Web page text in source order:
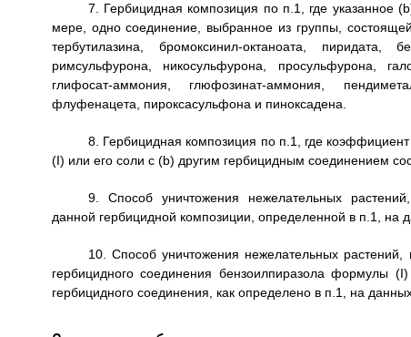
7. Гербицидная композиция по п.1, где указанное
мере, одно соединение, выбранное из группы,
тербутилазина, бромоксинил-октаноата, пиридата,
римсульфурона, никосульфурона, просульфурона,
глифосат-аммония, глюфозинат-аммония,
флуфенацета, пироксасульфона и пиноксадена.
8. Гербицидная композиция по п.1, где
(I) или его соли с (b) другим гербицидным соединением
9. Способ уничтожения нежелательных
данной гербицидной композиции, определенной в п.1, на
10. Способ уничтожения нежелательных
гербицидного соединения бензоилпиразола формулы
гербицидного соединения, как определено в п.1, на